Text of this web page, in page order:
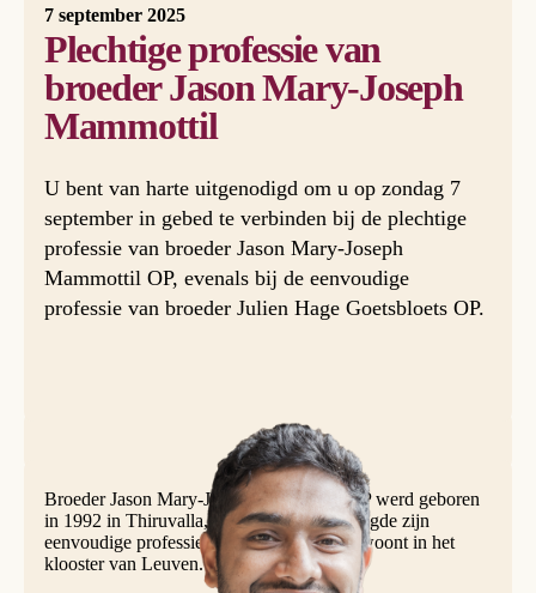
7 september 2025
Plechtige professie van
broeder Jason Mary-Joseph
Mammottil
U bent van harte uitgenodigd om u op zondag 7
september in gebed te verbinden bij de plechtige
professie van broeder Jason Mary-Joseph
Mammottil OP, evenals bij de eenvoudige
professie van broeder Julien Hage Goetsbloets OP.
Broeder Jason Mary-Joseph Mammottil OP werd geboren
in 1992 in Thiruvalla, Kerala (India). Hij legde zijn
eenvoudige professie af op 8 juli 2022 en woont in het
klooster van Leuven.